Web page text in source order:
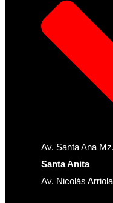
Av. Santa Ana
Santa Anita
Av. Nicolás